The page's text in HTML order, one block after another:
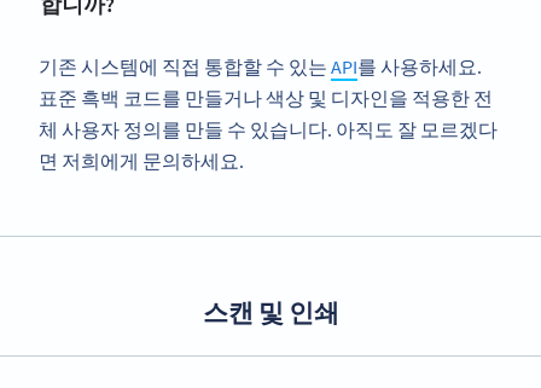
기존 시스템에 직접 통합할 수 있는 API를 사용하세요.
표준 흑백 코드를 만들거나 색상 및 디자인을 적용한 전
체 사용자 정의를 만들 수 있습니다. 아직도 잘 모르겠다
면 저희에게 문의하세요.
스캔 및 인쇄